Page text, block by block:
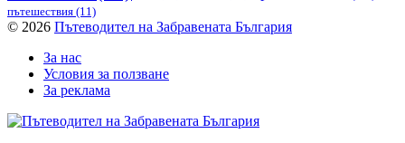
пътешествия (11)
© 2026 Пътеводител на Забравената България
За нас
Условия за ползване
За реклама